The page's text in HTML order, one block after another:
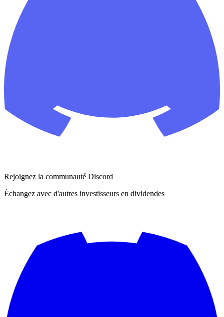
Rejoignez la communauté Discord
Échangez avec d'autres investisseurs en dividendes